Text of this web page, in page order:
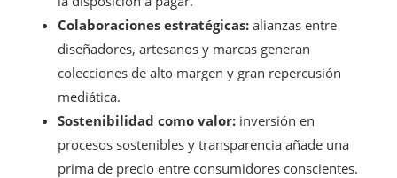
Colaboraciones estratégicas: alianzas entre
diseñadores, artesanos y marcas generan
colecciones de alto margen y gran repercusión
mediática.
Sostenibilidad como valor: inversión en
procesos sostenibles y transparencia añade una
prima de precio entre consumidores conscientes.